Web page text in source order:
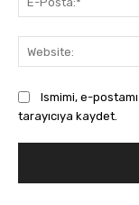
Ismimi, e-
tarayıcıya kaydet.